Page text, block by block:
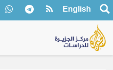
English